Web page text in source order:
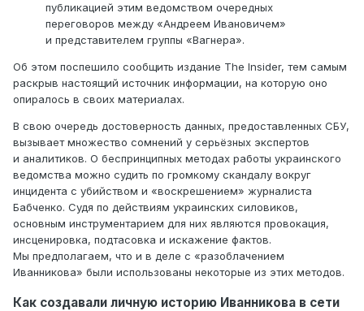
публикацией этим ведомством очередных
переговоров между «Андреем Ивановичем»
и представителем группы «Вагнера».
Об этом поспешило сообщить издание The Insider, тем самым
раскрыв настоящий источник информации, на которую оно
опиралось в своих материалах.
В свою очередь достоверность данных, предоставленных СБУ,
вызывает множество сомнений у серьёзных экспертов
и аналитиков. О беспринципных методах работы украинского
ведомства можно судить по громкому скандалу вокруг
инцидента с убийством и «воскрешением» журналиста
Бабченко. Судя по действиям украинских силовиков,
основным инструментарием для них являются провокация,
инсценировка, подтасовка и искажение фактов.
Мы предполагаем, что и в деле с «разоблачением
Иванникова» были использованы некоторые из этих методов.
Как создавали личную историю Иванникова в сети